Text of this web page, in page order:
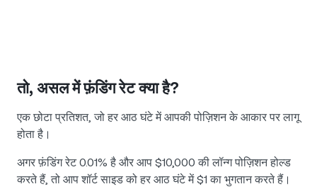
तो, असल में फ़ंडिंग रेट क्या है?
एक छोटा प्रतिशत, जो हर आठ घंटे में आपकी पोज़िशन के आकार पर लागू
होता है।
अगर फ़ंडिंग रेट 0.01% है और आप $10,000 की लॉन्ग पोज़िशन होल्ड
करते हैं, तो आप शॉर्ट साइड को हर आठ घंटे में $1 का भुगतान करते हैं।